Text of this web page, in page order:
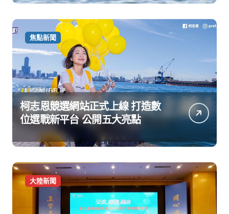
焦點新聞
柯志恩競選網站正式上線 打造數
位選戰新平台 公開五大亮點
大陸新聞